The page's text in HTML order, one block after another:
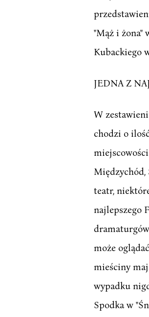
"Mąż i żona"
Kubackiego
JEDNA Z
W
chodzi o
Międzychód,
teatr,
najlepszego
może
mieściny
wypadku
Spodka w